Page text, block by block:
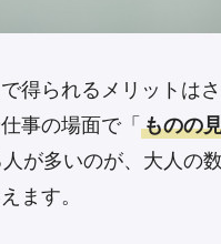
得られるメリットは
事の場面で「 ものの
が多いのが、大人の
ます。